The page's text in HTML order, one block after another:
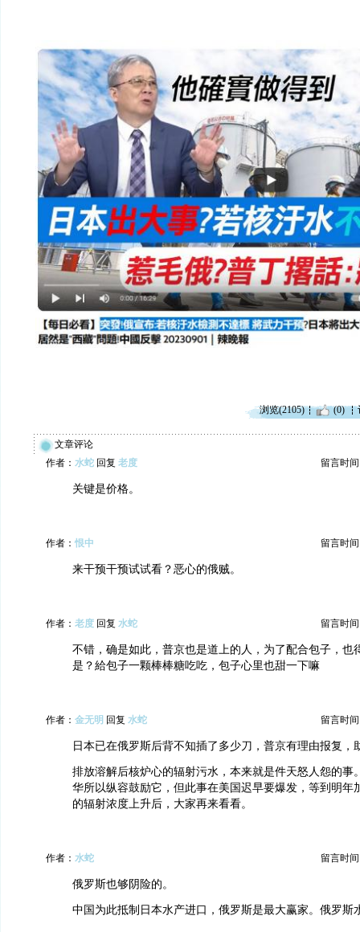
浏览(2105) (0)
文章评论
作者： 水蛇 回复 老度 留言时间
关键是价格。
作者： 恨中 留言时间
来干预干预试试看？恶心的俄贼。
作者： 老度 回复 水蛇 留言时间
不错，确是如此，普京也是道上的人，为了配合包子，也
是？給包子一颗棒棒糖吃吃，包子心里也甜一下嘛
作者： 金无明 回复 水蛇 留言时间
日本已在俄罗斯后背不知插了多少刀，普京有理由报复，
排放溶解后核炉心的辐射污水，本来就是件天怒人怨的事
华所以纵容鼓励它，但此事在美国迟早要爆发，等到明年
的辐射浓度上升后，大家再来看看。
作者： 水蛇 留言时间
俄罗斯也够阴险的。
中国为此抵制日本水产进口，俄罗斯是最大赢家。俄罗斯